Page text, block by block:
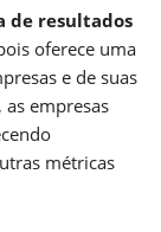
de resultados
oferece uma
e de suas
empresas
métricas